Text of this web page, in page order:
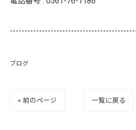
ブログ
< 前のページ 一覧に戻る